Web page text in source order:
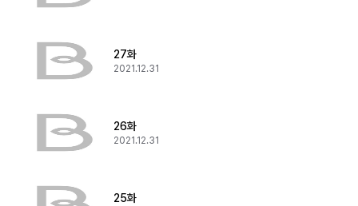
27화
2021.12.31
26화
2021.12.31
25화